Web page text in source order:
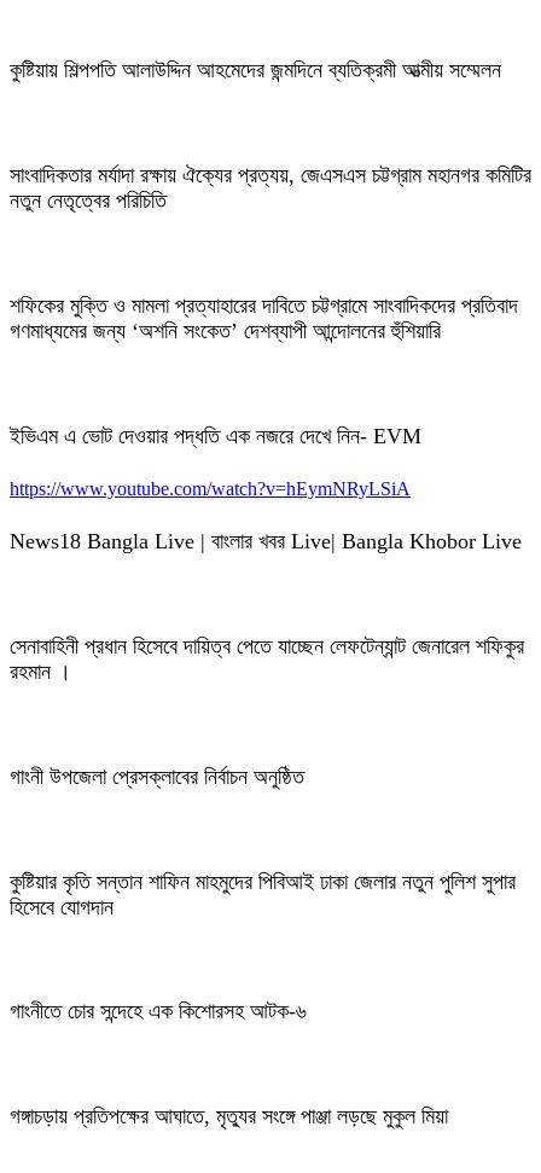
কুষ্টিয়ায় শিল্পপতি আলাউদ্দিন আহমেদের জন্মদিনে ব্যতিক্রমী আত্মীয় সম্মেলন
সাংবাদিকতার মর্যাদা রক্ষায় ঐক্যের প্রত্যয়, জেএসএস চট্টগ্রাম মহানগর কমিটির
নতুন নেতৃত্বের পরিচিতি
শফিকের মুক্তি ও মামলা প্রত্যাহারের দাবিতে চট্টগ্রামে সাংবাদিকদের প্রতিবাদ
গণমাধ্যমের জন্য ‘অশনি সংকেত’ দেশব্যাপী আন্দোলনের হুঁশিয়ারি
ইভিএম এ ভোট দেওয়ার পদ্ধতি এক নজরে দেখে নিন- EVM
https://www.youtube.com/watch?v=hEymNRyLSiA
News18 Bangla Live | বাংলার খবর Live| Bangla Khobor Live
সেনাবাহিনী প্রধান হিসেবে দায়িত্ব পেতে যাচ্ছেন লেফটেন্যান্ট জেনারেল শফিকুর
রহমান ।
গাংনী উপজেলা প্রেসক্লাবের নির্বাচন অনুষ্ঠিত
কুষ্টিয়ার কৃতি সন্তান শাফিন মাহমুদের পিবিআই ঢাকা জেলার নতুন পুলিশ সুপার
হিসেবে যোগদান
গাংনীতে চোর সন্দেহে এক কিশোরসহ আটক-৬
গঙ্গাচড়ায় প্রতিপক্ষের আঘাতে, মৃত্যুর সংঙ্গে পাঞ্জা লড়ছে মুকুল মিয়া